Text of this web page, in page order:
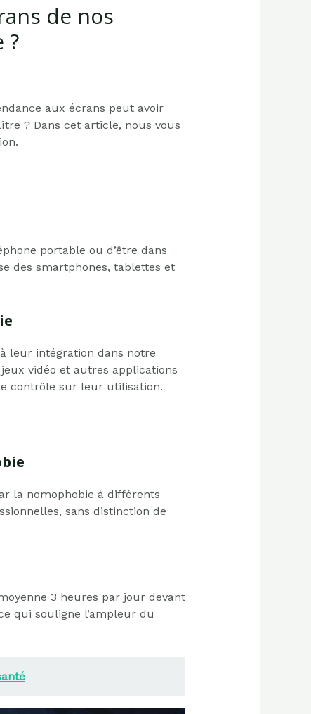
de nos
?
aux écrans peut avoir
? Dans cet article, nous vous
portable ou d’être dans
des smartphones, tablettes et
leur intégration dans notre
vidéo et autres applications
contrôle sur leur utilisation.
la nomophobie à différents
sans distinction de
3 heures par jour devant
qui souligne l’ampleur du